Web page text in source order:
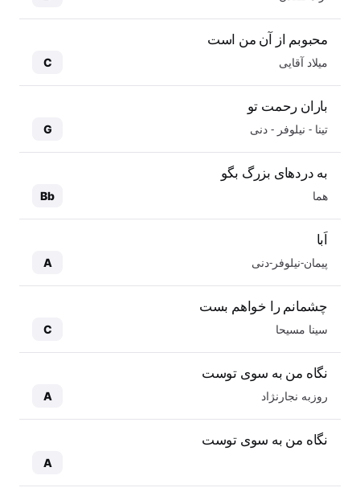
محبوبم از آن من است
میلاد آقایی C
باران رحمت تو
تینا - نیلوفر - دنی G
به دردهای بزرگ بگو
هما Bb
اَبا
پیمان-نیلوفر-دنی A
چشمانم را خواهم بست
سینا مسیحا C
نگاه من به سوی توست
روزبه نجارنژاد A
نگاه من به سوی توست
A